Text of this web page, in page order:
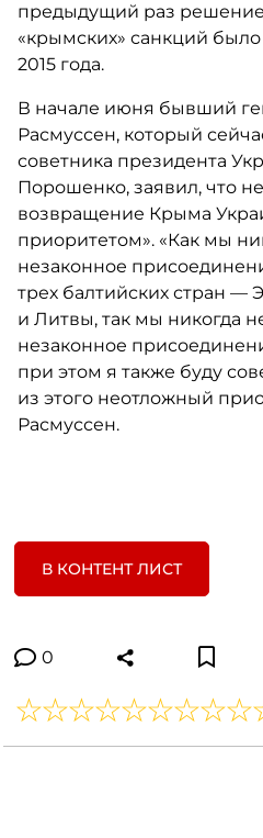
предыдущий раз
«крымских» санкций
2015 года.
В начале июня бывший
Расмуссен, который
советника президента
Порошенко, заявил, что
возвращение Крыма
приоритетом». «Как мы
незаконное
трех балтийских стран —
и Литвы, так мы никогда
незаконное
при этом я также буду
из этого неотложный
Расмуссен.
В КОНТЕНТ ЛИСТ
0